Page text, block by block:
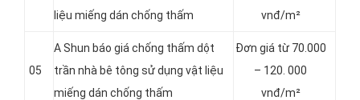
liệu miếng dán chống thấm
vnđ/m²
05
A Shun báo giá chống thấm dột
trần nhà bê tông sử dụng vật liệu
miếng dán chống thấm
Đơn giá từ 70.000
– 120. 000
vnđ/m²